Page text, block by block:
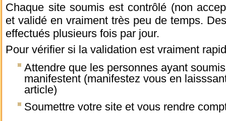
Chaque site soumis est contrôlé (non
et validé en vraiment très peu de temps.
effectués plusieurs fois par jour.
Pour vérifier si la validation est vraiment
Attendre que les personnes ayant
manifestent (manifestez vous en
article)
Soumettre votre site et vous rendre